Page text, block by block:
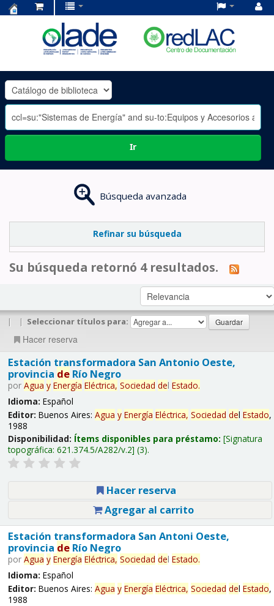
OLADE
-
Ir
Búsqueda avanzada
Refinar su búsqueda
Su búsqueda retornó 4 resultados.
| | Seleccionar títulos para:
Hacer reserva
Estación transformadora San Antonio Oeste,
provincia deRío Negro
por Agua y Energía Eléctrica, Sociedad del Estado.
Idioma: Español
Editor: Buenos Aires: Agua y Energía Eléctrica, Sociedad del Estado,
1988
Disponibilidad: Ítems disponibles para préstamo: Signatura
topográfica: 621.374.5/A282/v.2 (3).
Hacer reserva
Agregar al carrito
Estación transformadora San Antoni Oeste,
provincia deRío Negro
por Agua y Energía Eléctrica, Sociedad del Estado.
Idioma: Español
Editor: Buenos Aires: Agua y Energía Eléctrica, Sociedad del Estado,
1988